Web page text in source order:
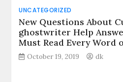
UNCATEGORIZED
New Questions About
ghostwriter Help
Must Read Every Word
October 19, 2019 dk